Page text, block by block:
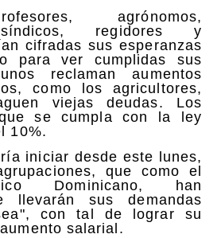
agrónomos,
regidores y
cifradas sus esperanzas
para ver cumplidas sus
reclaman aumentos
como los agricultores,
viejas deudas. Los
se cumpla con la ley
10%.
iniciar desde este lunes,
que como el
Dominicano, han
llevarán sus demandas
con tal de lograr su
salarial.